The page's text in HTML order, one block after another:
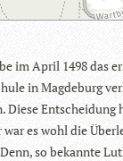
im April 1498 das
in Mag­de­burg
Diese Ent­schei­dung
es wohl die
so bekannte